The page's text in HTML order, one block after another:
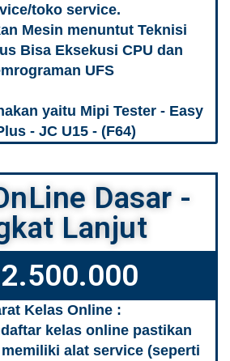
toko service.
Mesin menuntut Teknisi
Bisa Eksekusi CPU dan
UFS
yaitu Mipi Tester - Easy
- JC U15 - (F64)
Dasar -
Lanjut
Kelas Online :
kelas online pastikan
alat service (seperti